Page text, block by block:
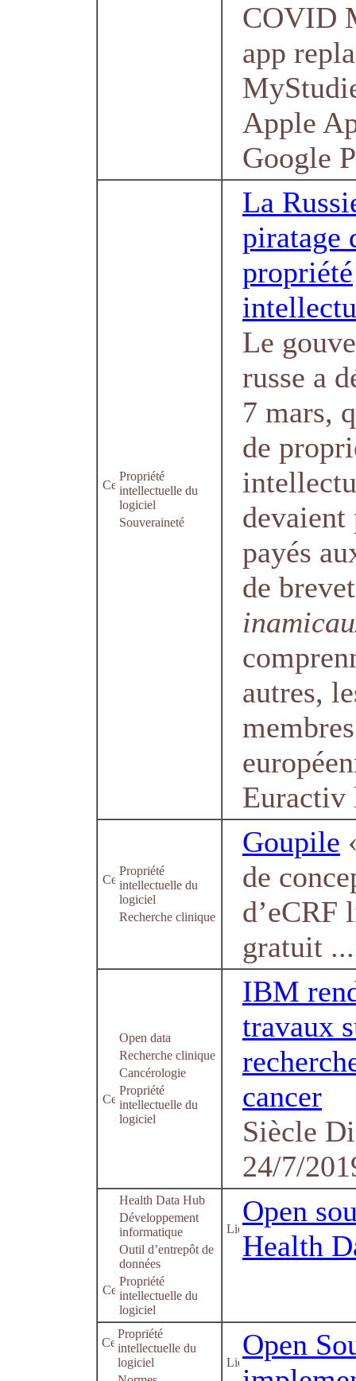
COVID
app
Apple
Google
Propriété
intellectuelle du
logiciel
Souveraineté
La
piratage
propriété
Le
russe a
7 mars,
de
devaient
payés
de
autres,
Euractiv
Propriété
intellectuelle du
logiciel
Recherche clinique
Goupile
de
d’eCRF
gratuit
Open data
Recherche clinique
Cancérologie
Propriété
intellectuelle du
logiciel
IBM
travaux
cancer
Siècle
24/7/
Health Data Hub
Développement
informatique
Outil d’entrepôt de
données
Propriété
intellectuelle du
logiciel
Open
Health
Propriété
intellectuelle du
logiciel
Open